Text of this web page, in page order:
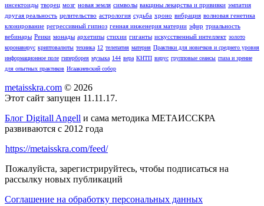
инсектоиды творец мозг новая земля символы вакцины лекарства и прививки эмпатия
другая реальность целительство астрология судьба хроно вибрация волновая генетика
клонирование регрессивный гипноз генная инженерия материи эфир триальность
вебинары Реики монады архетипы стихии гиганты искусственный интеллект золото
коронавирус криптовалюты техника 12 телепатия материя Практики для новичков и среднего уровня
информационное поле гиперборея музыка 144 вера КНТП вирус групповые сеансы глаза и зрение
для опытных практиков Исаакиевский собор
metaisskra.com © 2026
Этот сайт запущен 11.11.17.
Блог Digitall Angell и сама методика МЕТАИССКРА
развиваются с 2012 года
https://metaisskra.com/feed/
Пожалуйста, зарегистрируйтесь, чтобы подписаться на
рассылку новых публикаций
Соглашение на обработку персональных данных